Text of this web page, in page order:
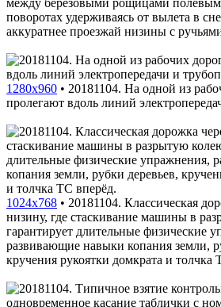
поворотах удерживаясь от вылета в
аккуратнее проезжай низины с
1280x960 • 20181104. На одной из
пролегают вдоль линий
1024x768 • 20181104. Классическая
низину, где стаскивание машины в
гарантирует длительные физические
развивающие навыки копания земли,
кручения рукоятки домкрата и толчка